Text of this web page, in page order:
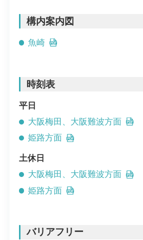
構内案内図
魚崎
時刻表
平日
大阪梅田、大阪難波方面
姫路方面
土休日
大阪梅田、大阪難波方面
姫路方面
バリアフリー